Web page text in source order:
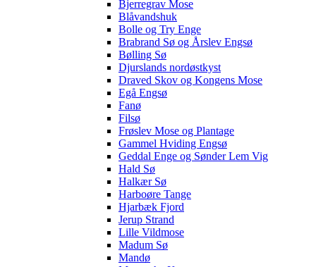
Bjerregrav Mose
Blåvandshuk
Bolle og Try Enge
Brabrand Sø og Årslev Engsø
Bølling Sø
Djurslands nordøstkyst
Draved Skov og Kongens Mose
Egå Engsø
Fanø
Filsø
Frøslev Mose og Plantage
Gammel Hviding Engsø
Geddal Enge og Sønder Lem Vig
Hald Sø
Halkær Sø
Harboøre Tange
Hjarbæk Fjord
Jerup Strand
Lille Vildmose
Madum Sø
Mandø